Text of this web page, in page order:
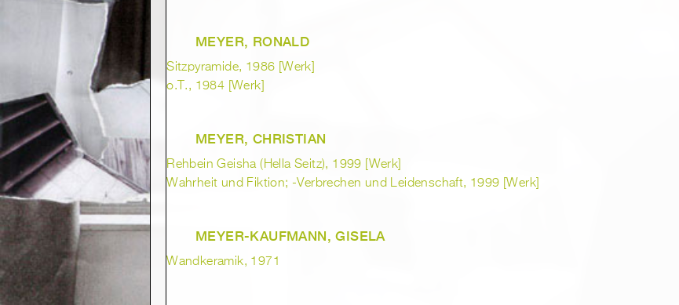
MEYER, RONALD
Sitzpyramide, 1986 [Werk]
o.T., 1984 [Werk]
MEYER, CHRISTIAN
Rehbein Geisha (Hella Seitz), 1999 [Werk]
Wahrheit und Fiktion; -Verbrechen und Leidenschaft, 1999 [Werk]
MEYER-KAUFMANN, GISELA
Wandkeramik, 1971